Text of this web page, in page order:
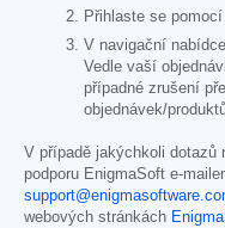
Přihlaste se
V navigační
Vedle vaší
případné zrušení
objednávek/
V případě jakýchkoli dotazů
podporu EnigmaSoft e-
webových stránkách